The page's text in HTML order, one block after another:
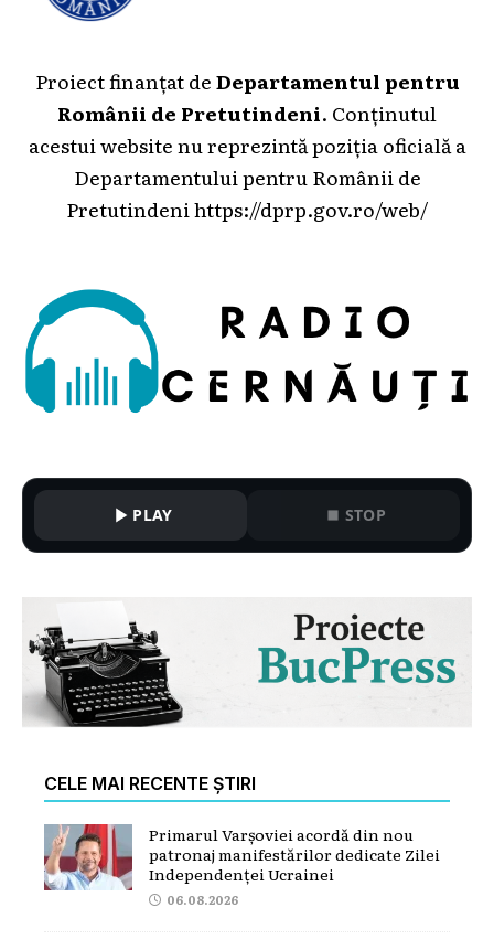
Proiect finanțat deDepartamentul pentru
Românii de Pretutindeni. Conținutul
acestui website nu reprezintă poziția oficială a
Departamentului pentru Românii de
Pretutindenihttps://dprp.gov.ro/web/
PLAY STOP
CELE MAI RECENTE ȘTIRI
Primarul Varșoviei acordă din nou
patronaj manifestărilor dedicate Zilei
Independenței Ucrainei
06.08.2026